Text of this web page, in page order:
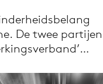
de Adformatie
De twee partijen